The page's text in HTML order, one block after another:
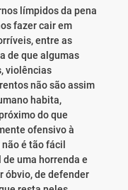
límpidos da pena
fazer cair em
entre as
de que algumas
violências
não são assim
habita,
do que
ofensivo à
é tão fácil
uma horrenda e
óbvio, de defender